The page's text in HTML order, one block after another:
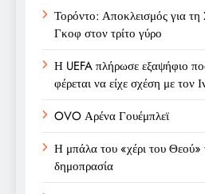
Τορόντο: Αποκλεισμός για
Γκοφ στον τρίτο γύρο
Η UEFA πλήρωσε εξαψήφιο
φέρεται να είχε σχέση με τον
OVO Αρένα Γουέμπλεϊ
Η μπάλα του «χέρι του
δημοπρασία